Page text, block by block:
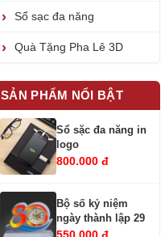
Sổ sạc đa năng
Quà Tặng Pha Lê 3D
SẢN PHẨM NỔI BẬT
Sổ sặc đa năng in
logo
800.000 đ
Bộ số kỷ niệm
ngày thành lập 29
550.000 đ